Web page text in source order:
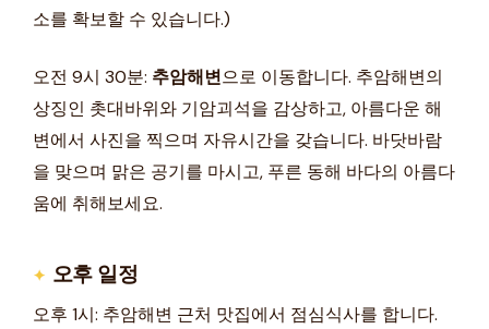
소를 확보할 수 있습니다.)
오전 9시 30분: 추암해변으로 이동합니다. 추암해변의
상징인 촛대바위와 기암괴석을 감상하고, 아름다운 해
변에서 사진을 찍으며 자유시간을 갖습니다. 바닷바람
을 맞으며 맑은 공기를 마시고, 푸른 동해 바다의 아름다
움에 취해보세요.
오후 일정
오후 1시: 추암해변 근처 맛집에서 점심식사를 합니다.